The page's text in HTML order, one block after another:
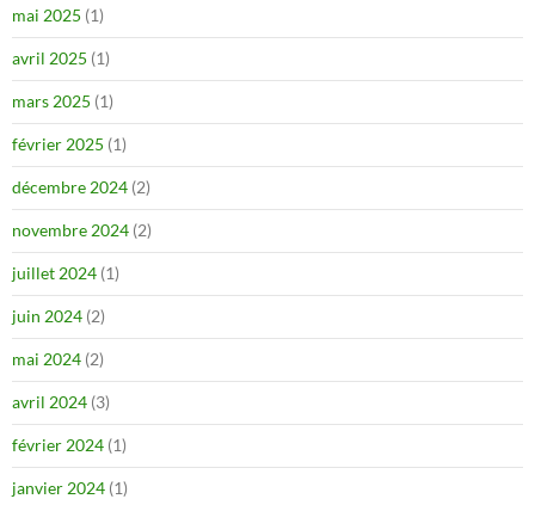
mai 2025 (1)
avril 2025 (1)
mars 2025 (1)
février 2025 (1)
décembre 2024 (2)
novembre 2024 (2)
juillet 2024 (1)
juin 2024 (2)
mai 2024 (2)
avril 2024 (3)
février 2024 (1)
janvier 2024 (1)